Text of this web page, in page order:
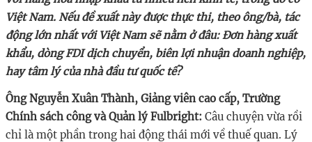
Việt Nam. Nếu đề xuất này được thực thi, theo ông/bà, tác
động lớn nhất với Việt Nam sẽ nằm ở đâu: Đơn hàng xuất
khẩu, dòng FDI dịch chuyển, biên lợi nhuận doanh nghiệp,
hay tâm lý của nhà đầu tư quốc tế?
Ông Nguyễn Xuân Thành, Giảng viên cao cấp, Trường
Chính sách công và Quản lý Fulbright: Câu chuyện vừa rồi
chỉ là một phần trong hai động thái mới về thuế quan. Lý